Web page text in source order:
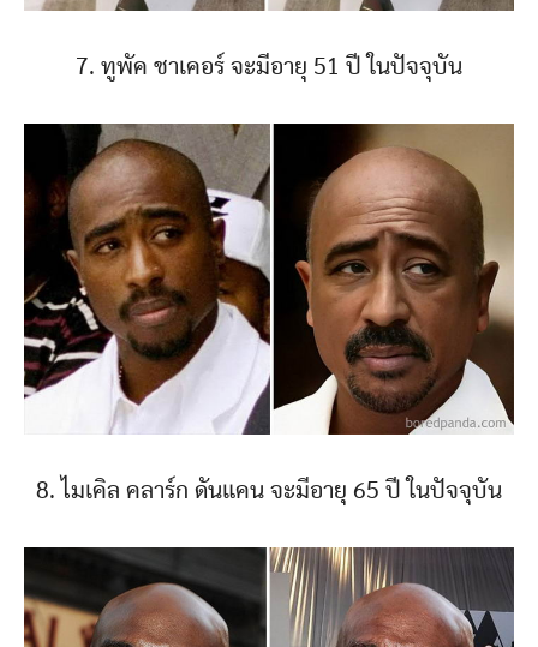
7. ทูพัค ชาเคอร์ จะมีอายุ 51 ปี ในปัจจุบัน
8. ไมเคิล คลาร์ก ดันแคน จะมีอายุ 65 ปี ในปัจจุบัน